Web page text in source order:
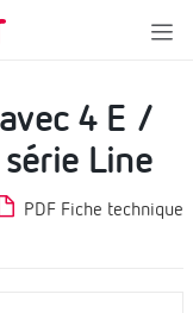
et SCADA intégrés
4 E /
Line
PDF Fiche technique